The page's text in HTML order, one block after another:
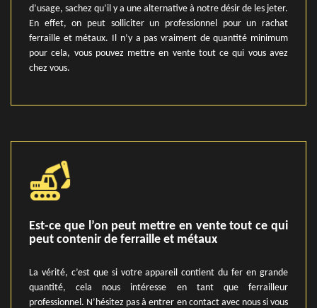
d’usage, sachez qu’il y a une alternative à notre désir de les jeter.
En effet, on peut solliciter un professionnel pour un rachat
ferraille et métaux. Il n’y a pas vraiment de quantité minimum
pour cela, vous pouvez mettre en vente tout ce qui vous avez
chez vous.
Est-ce que l’on peut mettre en vente tout ce qui
peut contenir de ferraille et métaux
La vérité, c’est que si votre appareil contient du fer en grande
quantité, cela nous intéresse en tant que ferrailleur
professionnel. N’hésitez pas à entrer en contact avec nous si vous